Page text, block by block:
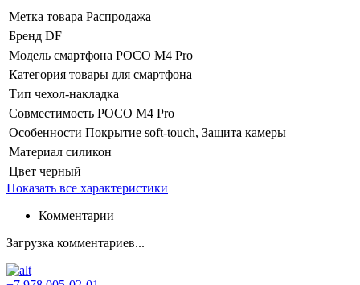
Метка товара Распродажа
Бренд DF
Модель смартфона POCO M4 Pro
Категория товары для смартфона
Тип чехол-накладка
Совместимость POCO M4 Pro
Особенности Покрытие soft-touch, Защита камеры
Материал силикон
Цвет черный
Показать все характеристики
Комментарии
Загрузка комментариев...